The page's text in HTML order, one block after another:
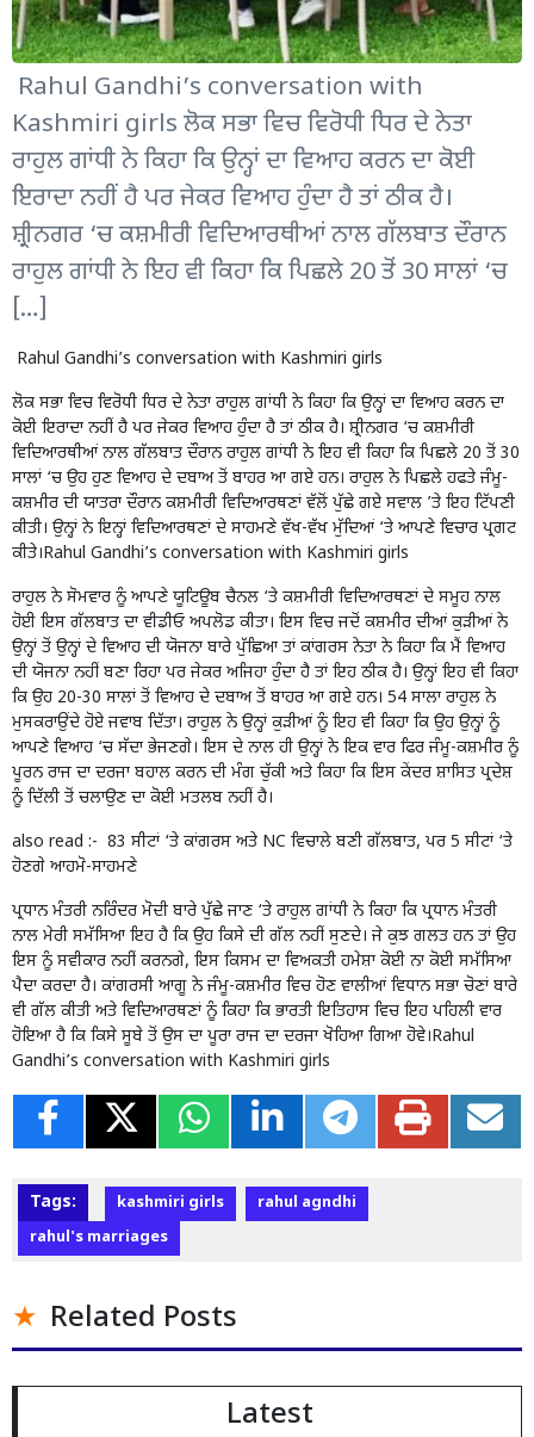
Rahul Gandhi’s conversation with
Kashmiri girls ਲੋਕ ਸਭਾ ਵਿਚ ਵਿਰੋਧੀ ਧਿਰ ਦੇ ਨੇਤਾ
ਰਾਹੁਲ ਗਾਂਧੀ ਨੇ ਕਿਹਾ ਕਿ ਉਨ੍ਹਾਂ ਦਾ ਵਿਆਹ ਕਰਨ ਦਾ ਕੋਈ
ਇਰਾਦਾ ਨਹੀਂ ਹੈ ਪਰ ਜੇਕਰ ਵਿਆਹ ਹੁੰਦਾ ਹੈ ਤਾਂ ਠੀਕ ਹੈ।
ਸ਼੍ਰੀਨਗਰ ‘ਚ ਕਸ਼ਮੀਰੀ ਵਿਦਿਆਰਥੀਆਂ ਨਾਲ ਗੱਲਬਾਤ ਦੌਰਾਨ
ਰਾਹੁਲ ਗਾਂਧੀ ਨੇ ਇਹ ਵੀ ਕਿਹਾ ਕਿ ਪਿਛਲੇ 20 ਤੋਂ 30 ਸਾਲਾਂ ‘ਚ
[…]
Rahul Gandhi’s conversation with Kashmiri girls
ਲੋਕ ਸਭਾ ਵਿਚ ਵਿਰੋਧੀ ਧਿਰ ਦੇ ਨੇਤਾ ਰਾਹੁਲ ਗਾਂਧੀ ਨੇ ਕਿਹਾ ਕਿ ਉਨ੍ਹਾਂ ਦਾ ਵਿਆਹ ਕਰਨ ਦਾ
ਕੋਈ ਇਰਾਦਾ ਨਹੀਂ ਹੈ ਪਰ ਜੇਕਰ ਵਿਆਹ ਹੁੰਦਾ ਹੈ ਤਾਂ ਠੀਕ ਹੈ। ਸ਼੍ਰੀਨਗਰ ‘ਚ ਕਸ਼ਮੀਰੀ
ਵਿਦਿਆਰਥੀਆਂ ਨਾਲ ਗੱਲਬਾਤ ਦੌਰਾਨ ਰਾਹੁਲ ਗਾਂਧੀ ਨੇ ਇਹ ਵੀ ਕਿਹਾ ਕਿ ਪਿਛਲੇ 20 ਤੋਂ 30
ਸਾਲਾਂ ‘ਚ ਉਹ ਹੁਣ ਵਿਆਹ ਦੇ ਦਬਾਅ ਤੋਂ ਬਾਹਰ ਆ ਗਏ ਹਨ। ਰਾਹੁਲ ਨੇ ਪਿਛਲੇ ਹਫਤੇ ਜੰਮੂ-
ਕਸ਼ਮੀਰ ਦੀ ਯਾਤਰਾ ਦੌਰਾਨ ਕਸ਼ਮੀਰੀ ਵਿਦਿਆਰਥਣਾਂ ਵੱਲੋਂ ਪੁੱਛੇ ਗਏ ਸਵਾਲ ’ਤੇ ਇਹ ਟਿੱਪਣੀ
ਕੀਤੀ। ਉਨ੍ਹਾਂ ਨੇ ਇਨ੍ਹਾਂ ਵਿਦਿਆਰਥਣਾਂ ਦੇ ਸਾਹਮਣੇ ਵੱਖ-ਵੱਖ ਮੁੱਦਿਆਂ ‘ਤੇ ਆਪਣੇ ਵਿਚਾਰ ਪ੍ਰਗਟ
ਕੀਤੇ।Rahul Gandhi’s conversation with Kashmiri girls
ਰਾਹੁਲ ਨੇ ਸੋਮਵਾਰ ਨੂੰ ਆਪਣੇ ਯੂਟਿਊਬ ਚੈਨਲ ‘ਤੇ ਕਸ਼ਮੀਰੀ ਵਿਦਿਆਰਥਣਾਂ ਦੇ ਸਮੂਹ ਨਾਲ
ਹੋਈ ਇਸ ਗੱਲਬਾਤ ਦਾ ਵੀਡੀਓ ਅਪਲੋਡ ਕੀਤਾ। ਇਸ ਵਿਚ ਜਦੋਂ ਕਸ਼ਮੀਰ ਦੀਆਂ ਕੁੜੀਆਂ ਨੇ
ਉਨ੍ਹਾਂ ਤੋਂ ਉਨ੍ਹਾਂ ਦੇ ਵਿਆਹ ਦੀ ਯੋਜਨਾ ਬਾਰੇ ਪੁੱਛਿਆ ਤਾਂ ਕਾਂਗਰਸ ਨੇਤਾ ਨੇ ਕਿਹਾ ਕਿ ਮੈਂ ਵਿਆਹ
ਦੀ ਯੋਜਨਾ ਨਹੀਂ ਬਣਾ ਰਿਹਾ ਪਰ ਜੇਕਰ ਅਜਿਹਾ ਹੁੰਦਾ ਹੈ ਤਾਂ ਇਹ ਠੀਕ ਹੈ। ਉਨ੍ਹਾਂ ਇਹ ਵੀ ਕਿਹਾ
ਕਿ ਉਹ 20-30 ਸਾਲਾਂ ਤੋਂ ਵਿਆਹ ਦੇ ਦਬਾਅ ਤੋਂ ਬਾਹਰ ਆ ਗਏ ਹਨ। 54 ਸਾਲਾ ਰਾਹੁਲ ਨੇ
ਮੁਸਕਰਾਉਂਦੇ ਹੋਏ ਜਵਾਬ ਦਿੱਤਾ। ਰਾਹੁਲ ਨੇ ਉਨ੍ਹਾਂ ਕੁੜੀਆਂ ਨੂੰ ਇਹ ਵੀ ਕਿਹਾ ਕਿ ਉਹ ਉਨ੍ਹਾਂ ਨੂੰ
ਆਪਣੇ ਵਿਆਹ ‘ਚ ਸੱਦਾ ਭੇਜਣਗੇ। ਇਸ ਦੇ ਨਾਲ ਹੀ ਉਨ੍ਹਾਂ ਨੇ ਇਕ ਵਾਰ ਫਿਰ ਜੰਮੂ-ਕਸ਼ਮੀਰ ਨੂੰ
ਪੂਰਨ ਰਾਜ ਦਾ ਦਰਜਾ ਬਹਾਲ ਕਰਨ ਦੀ ਮੰਗ ਚੁੱਕੀ ਅਤੇ ਕਿਹਾ ਕਿ ਇਸ ਕੇਂਦਰ ਸ਼ਾਸਿਤ ਪ੍ਰਦੇਸ਼
ਨੂੰ ਦਿੱਲੀ ਤੋਂ ਚਲਾਉਣ ਦਾ ਕੋਈ ਮਤਲਬ ਨਹੀਂ ਹੈ।
also read :- 83 ਸੀਟਾਂ ‘ਤੇ ਕਾਂਗਰਸ ਅਤੇ NC ਵਿਚਾਲੇ ਬਣੀ ਗੱਲਬਾਤ, ਪਰ 5 ਸੀਟਾਂ ‘ਤੇ
ਹੋਣਗੇ ਆਹਮੋ-ਸਾਹਮਣੇ
ਪ੍ਰਧਾਨ ਮੰਤਰੀ ਨਰਿੰਦਰ ਮੋਦੀ ਬਾਰੇ ਪੁੱਛੇ ਜਾਣ ‘ਤੇ ਰਾਹੁਲ ਗਾਂਧੀ ਨੇ ਕਿਹਾ ਕਿ ਪ੍ਰਧਾਨ ਮੰਤਰੀ
ਨਾਲ ਮੇਰੀ ਸਮੱਸਿਆ ਇਹ ਹੈ ਕਿ ਉਹ ਕਿਸੇ ਦੀ ਗੱਲ ਨਹੀਂ ਸੁਣਦੇ। ਜੇ ਕੁਝ ਗਲਤ ਹਨ ਤਾਂ ਉਹ
ਇਸ ਨੂੰ ਸਵੀਕਾਰ ਨਹੀਂ ਕਰਨਗੇ, ਇਸ ਕਿਸਮ ਦਾ ਵਿਅਕਤੀ ਹਮੇਸ਼ਾ ਕੋਈ ਨਾ ਕੋਈ ਸਮੱਸਿਆ
ਪੈਦਾ ਕਰਦਾ ਹੈ। ਕਾਂਗਰਸੀ ਆਗੂ ਨੇ ਜੰਮੂ-ਕਸ਼ਮੀਰ ਵਿਚ ਹੋਣ ਵਾਲੀਆਂ ਵਿਧਾਨ ਸਭਾ ਚੋਣਾਂ ਬਾਰੇ
ਵੀ ਗੱਲ ਕੀਤੀ ਅਤੇ ਵਿਦਿਆਰਥਣਾਂ ਨੂੰ ਕਿਹਾ ਕਿ ਭਾਰਤੀ ਇਤਿਹਾਸ ਵਿਚ ਇਹ ਪਹਿਲੀ ਵਾਰ
ਹੋਇਆ ਹੈ ਕਿ ਕਿਸੇ ਸੂਬੇ ਤੋਂ ਉਸ ਦਾ ਪੂਰਾ ਰਾਜ ਦਾ ਦਰਜਾ ਖੋਹਿਆ ਗਿਆ ਹੋਵੇ।Rahul
Gandhi’s conversation with Kashmiri girls
Tags: kashmiri girls
rahul agndhi
rahul's marriages
Related Posts
Latest